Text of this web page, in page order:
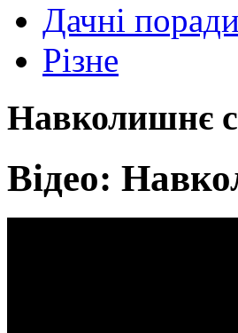
Дачні поради
Різне
Навколишнє
Відео: